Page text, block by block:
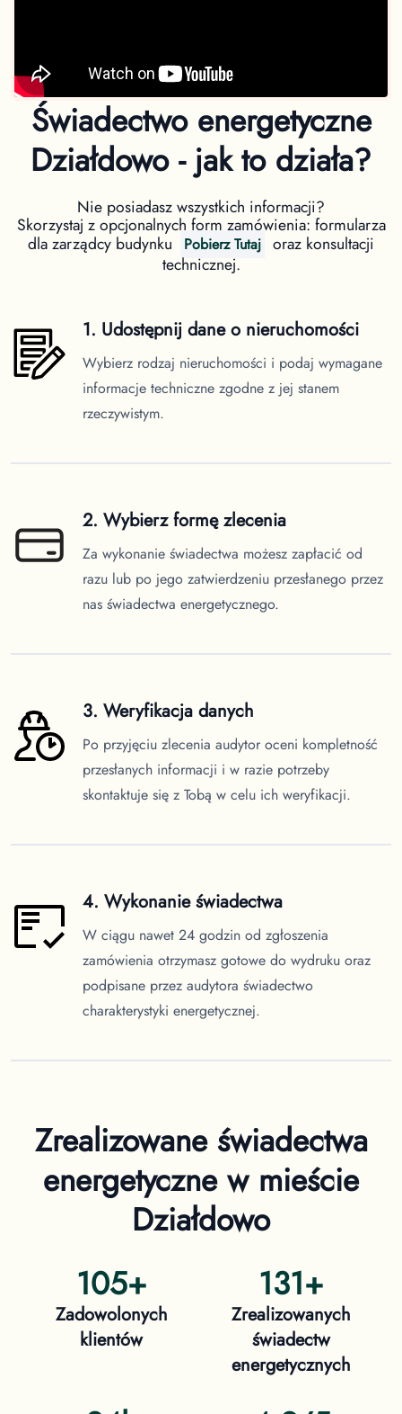
Świadectwo energetyczne
Działdowo - jak to działa?
Nie posiadasz wszystkich informacji?
Skorzystaj z opcjonalnych form zamówienia: formularza
dla zarządcy budynku
Pobierz Tutaj oraz konsultacji
technicznej.
1. Udostępnij dane o nieruchomości
Wybierz rodzaj nieruchomości i podaj wymagane
informacje techniczne zgodne z jej stanem
rzeczywistym.
2. Wybierz formę zlecenia
Za wykonanie świadectwa możesz zapłacić od
razu lub po jego zatwierdzeniu przesłanego przez
nas świadectwa energetycznego.
3. Weryfikacja danych
Po przyjęciu zlecenia audytor oceni kompletność
przesłanych informacji i w razie potrzeby
skontaktuje się z Tobą w celu ich weryfikacji.
4. Wykonanie świadectwa
W ciągu nawet 24 godzin od zgłoszenia
zamówienia otrzymasz gotowe do wydruku oraz
podpisane przez audytora świadectwo
charakterystyki energetycznej.
Zrealizowane świadectwa
energetyczne w mieście
Działdowo
105+
Zadowolonych
klientów
131+
Zrealizowanych
świadectw
energetycznych